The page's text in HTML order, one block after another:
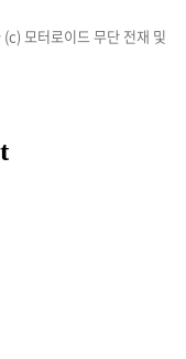
모터로이드 무단 전재 및